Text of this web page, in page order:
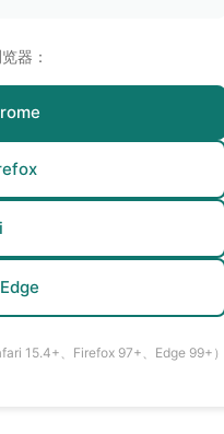
器：
15.4+、Firefox 97+、Edge 99+